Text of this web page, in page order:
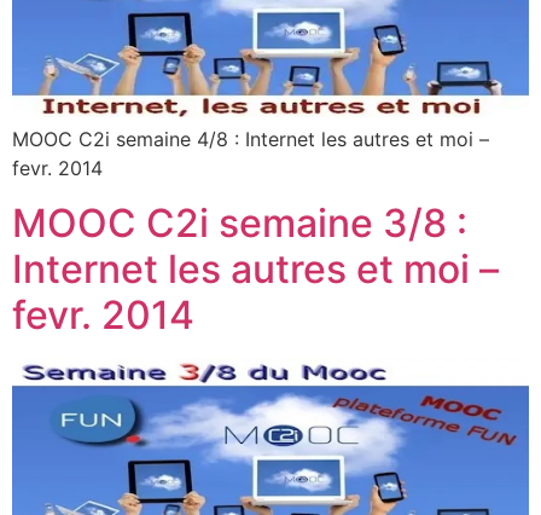
MOOC C2i semaine 4/8 : Internet les autres et moi –
fevr. 2014
MOOC C2i semaine 3/8 :
Internet les autres et moi –
fevr. 2014